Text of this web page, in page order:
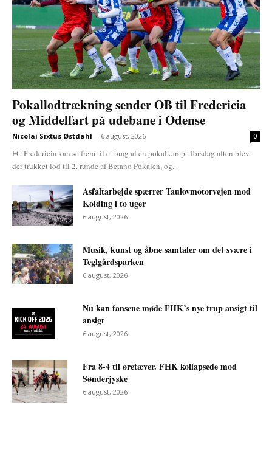
Pokallodtrækning sender OB til Fredericia
og Middelfart på udebane i Odense
Nicolai Sixtus Østdahl - 6 august, 2026 0
FC Fredericia kan se frem til et brag af en pokalkamp. Torsdag aften blev
der trukket lod til 2. runde af Betano Pokalen, og...
Asfaltarbejde spærrer Taulovmotorvejen mod
Kolding i to uger
6 august, 2026
Musik, kunst og åbne samtaler om det svære i
Teglgårdsparken
6 august, 2026
Nu kan fansene møde FHK’s nye trup ansigt til
ansigt
6 august, 2026
Fra 8-4 til øretæver. FHK kollapsede mod
Sønderjyske
6 august, 2026